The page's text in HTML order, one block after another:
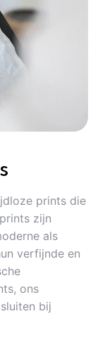
prints die
zijn
als
verfijnde en
ons
bij